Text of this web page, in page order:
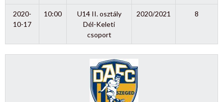
2020-
10-17
10:00
U14 II. osztály
Dél-Keleti
csoport
2020/2021 8